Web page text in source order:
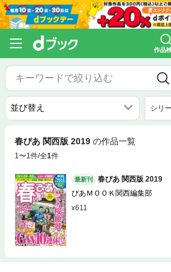
作品
シリ
春ぴあ 関西版 2019 の作品一覧
1〜1件/全1件
最新刊
春ぴあ 関西版 2019
ぴあＭＯＯＫ関西編集部
611